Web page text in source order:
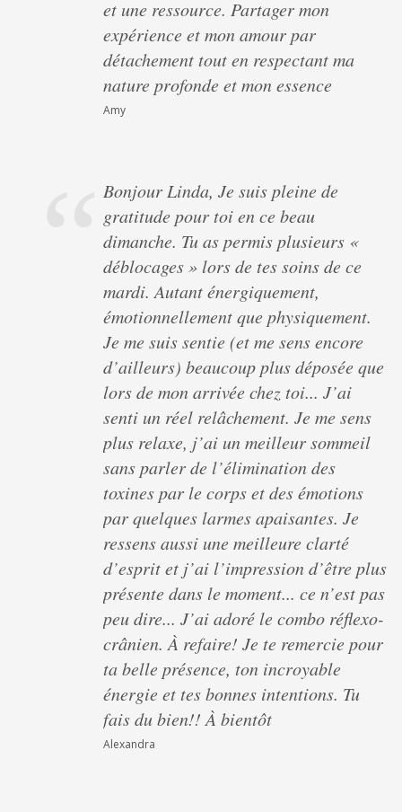
et une ressource. Partager mon
expérience et mon amour par
détachement tout en respectant ma
nature profonde et mon essence
Amy
Bonjour Linda, Je suis pleine de
gratitude pour toi en ce beau
dimanche. Tu as permis plusieurs «
déblocages » lors de tes soins de ce
mardi. Autant énergiquement,
émotionnellement que physiquement.
Je me suis sentie (et me sens encore
d’ailleurs) beaucoup plus déposée que
lors de mon arrivée chez toi... J’ai
senti un réel relâchement. Je me sens
plus relaxe, j’ai un meilleur sommeil
sans parler de l’élimination des
toxines par le corps et des émotions
par quelques larmes apaisantes. Je
ressens aussi une meilleure clarté
d’esprit et j’ai l’impression d’être plus
présente dans le moment... ce n’est pas
peu dire... J’ai adoré le combo réflexo-
crânien. À refaire! Je te remercie pour
ta belle présence, ton incroyable
énergie et tes bonnes intentions. Tu
fais du bien!! À bientôt
Alexandra